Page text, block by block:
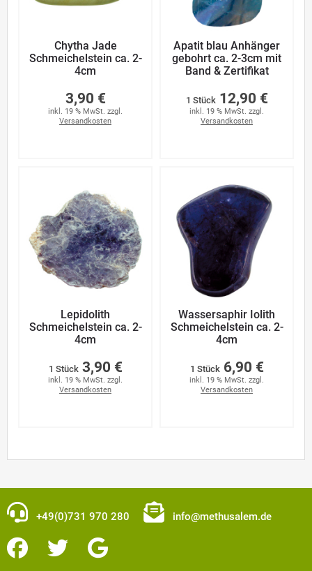
Chytha Jade
Schmeichelstein ca. 2-
4cm
3,90 €
inkl. 19 % MwSt. zzgl.
Versandkosten
Apatit blau Anhänger
gebohrt ca. 2-3cm mit
Band & Zertifikat
1 Stück 12,90 €
inkl. 19 % MwSt. zzgl.
Versandkosten
Lepidolith
Schmeichelstein ca. 2-
4cm
1 Stück 3,90 €
inkl. 19 % MwSt. zzgl.
Versandkosten
Wassersaphir Iolith
Schmeichelstein ca. 2-
4cm
1 Stück 6,90 €
inkl. 19 % MwSt. zzgl.
Versandkosten
+49(0)731 970 280 info@methusalem.de